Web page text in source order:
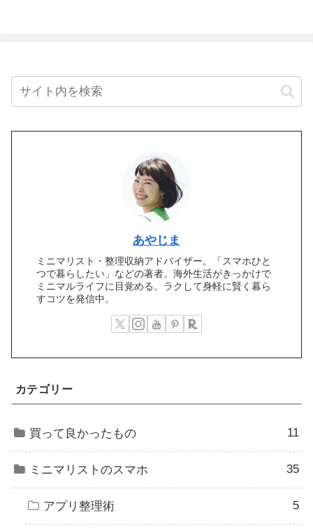
あやじま
ミニマリスト・整理収納アドバイザー。「スマホひと
つで暮らしたい」などの著者。海外生活がきっかけで
ミニマルライフに目覚める。ラクして身軽に賢く暮ら
すコツを発信中。
カテゴリー
買って良かったもの 11
ミニマリストのスマホ 35
アプリ整理術 5